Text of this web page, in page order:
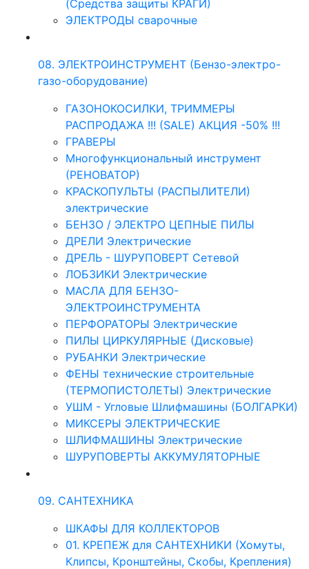
(Средства защиты КРАГИ)
ЭЛЕКТРОДЫ сварочные
08. ЭЛЕКТРОИНСТРУМЕНТ (Бензо-электро-
газо-оборудование)
ГАЗОНОКОСИЛКИ, ТРИММЕРЫ
РАСПРОДАЖА !!! (SALE) АКЦИЯ -50% !!!
ГРАВЕРЫ
Многофункциональный инструмент
(РЕНОВАТОР)
КРАСКОПУЛЬТЫ (РАСПЫЛИТЕЛИ)
электрические
БЕНЗО / ЭЛЕКТРО ЦЕПНЫЕ ПИЛЫ
ДРЕЛИ Электрические
ДРЕЛЬ - ШУРУПОВЕРТ Сетевой
ЛОБЗИКИ Электрические
МАСЛА ДЛЯ БЕНЗО-
ЭЛЕКТРОИНСТРУМЕНТА
ПЕРФОРАТОРЫ Электрические
ПИЛЫ ЦИРКУЛЯРНЫЕ (Дисковые)
РУБАНКИ Электрические
ФЕНЫ технические строительные
(ТЕРМОПИСТОЛЕТЫ) Электрические
УШМ - Угловые Шлифмашины (БОЛГАРКИ)
МИКСЕРЫ ЭЛЕКТРИЧЕСКИЕ
ШЛИФМАШИНЫ Электрические
ШУРУПОВЕРТЫ АККУМУЛЯТОРНЫЕ
09. САНТЕХНИКА
ШКАФЫ ДЛЯ КОЛЛЕКТОРОВ
01. КРЕПЕЖ для САНТЕХНИКИ (Хомуты,
Клипсы, Кронштейны, Скобы, Крепления)